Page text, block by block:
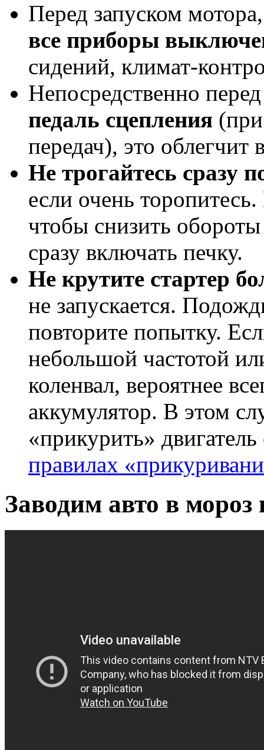
Перед запуском
все приборы
сидений, климат-
Непосредственно
педаль сцепления
передач), это
Не трогайтесь сразу
если очень
чтобы снизить
сразу включать печку.
Не крутите стартер
не запускается.
повторите попытку.
небольшой частотой
коленвал, вероятнее
аккумулятор. В этом
«прикурить»
правилах
Заводим авто в мороз